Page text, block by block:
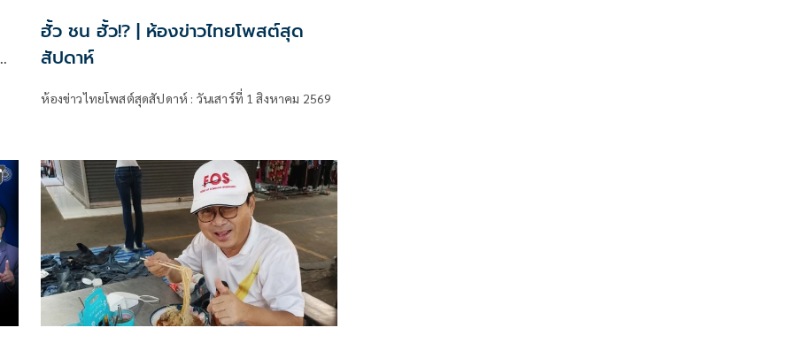
ฮั้ว ชน ฮั้ว!? | ห้องข่าวไทยโพสต์สุด
สัปดาห์
ห้องข่าวไทยโพสต์สุดสัปดาห์ : วันเสาร์ที่ 1 สิงหาคม 2569